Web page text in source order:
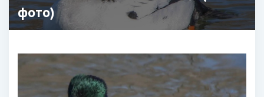
фото)